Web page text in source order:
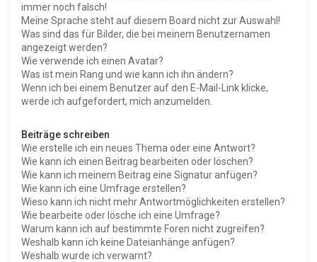
immer noch falsch!
Meine Sprache steht auf diesem Board nicht zur Auswahl!
Was sind das für Bilder, die bei meinem Benutzernamen
angezeigt werden?
Wie verwende ich einen Avatar?
Was ist mein Rang und wie kann ich ihn ändern?
Wenn ich bei einem Benutzer auf den E-Mail-Link klicke,
werde ich aufgefordert, mich anzumelden.
Beiträge schreiben
Wie erstelle ich ein neues Thema oder eine Antwort?
Wie kann ich einen Beitrag bearbeiten oder löschen?
Wie kann ich meinem Beitrag eine Signatur anfügen?
Wie kann ich eine Umfrage erstellen?
Wieso kann ich nicht mehr Antwortmöglichkeiten erstellen?
Wie bearbeite oder lösche ich eine Umfrage?
Warum kann ich auf bestimmte Foren nicht zugreifen?
Weshalb kann ich keine Dateianhänge anfügen?
Weshalb wurde ich verwarnt?